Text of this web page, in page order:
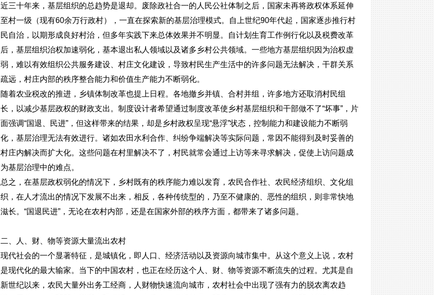
近三十年来，基层组织的总趋势是退却。废除政社合一的人民公社体制之后，国家未再将政权体系延伸
至村一级（现有60余万行政村），一直在探索新的基层治理模式。自上世纪90年代起，国家逐步推行村
民自治，以期形成良好村治，但多年实践下来总体效果并不明显。自计划生育工作例行化以及税费改革
后，基层组织治权加速弱化，基本退出私人领域以及诸多乡村公共领域。一些地方基层组织因为治权虚
弱，难以有效组织公共服务建设、村庄文化建设，导致村民生产生活中的许多问题无法解决，干群关系
疏远，村庄内部的秩序整合能力和价值生产能力不断弱化。
随着农业税改的推进，乡镇体制改革也提上日程。各地撤乡并镇、合村并组，许多地方还取消村民组
长，以减少基层政权的财政支出。制度设计者希望通过制度改革使乡村基层组织和干部做不了“坏事”，片
面强调“国退、民进”，但这样带来的结果，却是乡村政权呈现“悬浮”状态，控制能力和建设能力不断弱
化，基层治理无法有效进行。诸如农田水利合作、纠纷争端解决等实际问题，常因不能得到及时妥善的
村庄内解决而扩大化。这些问题在村里解决不了，村民就常会通过上访等来寻求解决，促使上访问题成
为基层治理中的难点。
总之，在基层政权弱化的情况下，乡村既有的秩序能力难以发育，农民合作社、农民经济组织、文化组
织，在人才流出的情况下发展不出来，相反，各种传统型的，乃至不健康的、恶性的组织，则非常快地
滋长。“国退民进”，无论在农村内部，还是在国家外部的秩序方面，都带来了诸多问题。
二、人、财、物等资源大量流出农村
现代社会的一个显著特征，是城镇化，即人口、经济活动以及资源向城市集中。从这个意义上说，农村
是现代化的最大输家。当下的中国农村，也正在经历这个人、财、物等资源不断流失的过程。尤其是自
新世纪以来，农民大量外出务工经商，人财物快速流向城市，农村社会中出现了强有力的脱农离农趋